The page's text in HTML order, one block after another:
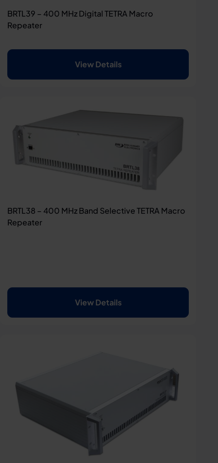
BRTL39 – 400 MHz Digital TETRA Macro
Repeater
View Details
BRTL38 – 400 MHz Band Selective TETRA Macro
Repeater
View Details